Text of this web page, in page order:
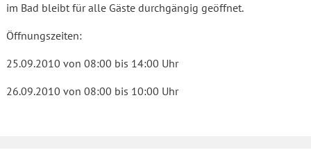
im Bad bleibt für alle Gäste durchgängig geöffnet.
Öffnungszeiten:
25.09.2010 von 08:00 bis 14:00 Uhr
26.09.2010 von 08:00 bis 10:00 Uhr